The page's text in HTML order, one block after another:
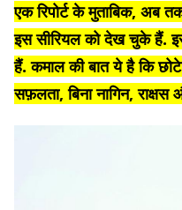
एक रिपोर्ट के मुताबिक, अब
इस सीरियल को देख चुके हैं.
हैं. कमाल की बात ये है कि
सफ़लता, बिना नागिन,